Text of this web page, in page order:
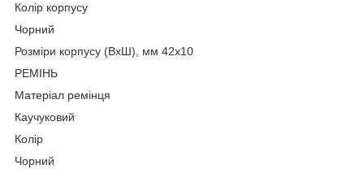
Колір корпусу
Чорний
Розміри корпусу (ВхШ), мм 42х10
РЕМІНЬ
Матеріал ремінця
Каучуковий
Колір
Чорний